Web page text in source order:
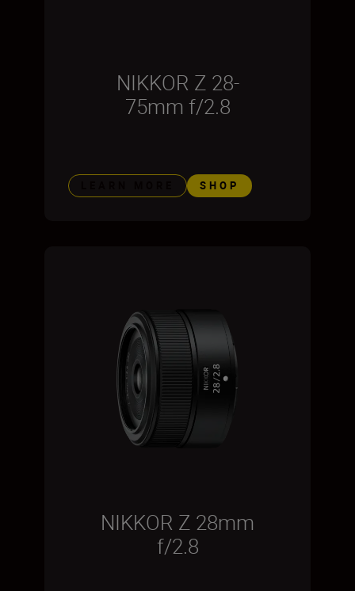
NIKKOR Z 28-
75mm f/2.8
SHOP
NIKKOR Z 28mm
f/2.8